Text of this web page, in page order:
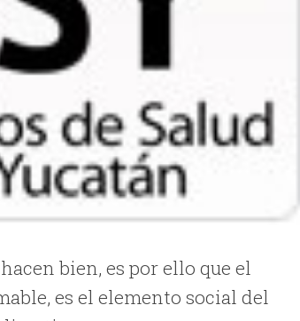
bien, es por ello que el
es el elemento social del